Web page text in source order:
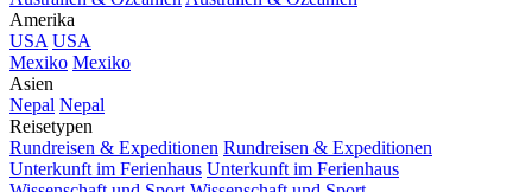
Amerika
USA USA
Mexiko Mexiko
Asien
Nepal Nepal
Reisetypen
Rundreisen & Expeditionen Rundreisen & Expeditionen
Unterkunft im Ferienhaus Unterkunft im Ferienhaus